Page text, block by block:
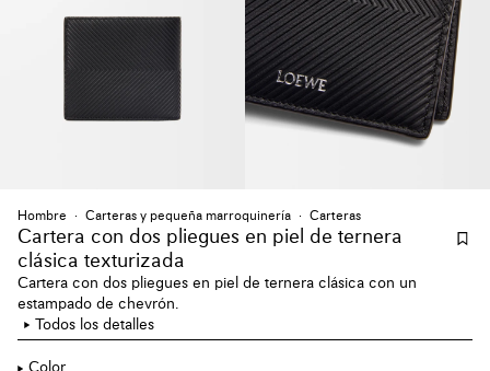
Hombre Carteras y pequeña marroquinería Carteras
Cartera con dos pliegues en piel de ternera
clásica texturizada
Cartera con dos pliegues en piel de ternera clásica con un
estampado de chevrón.
Todos los detalles
Color